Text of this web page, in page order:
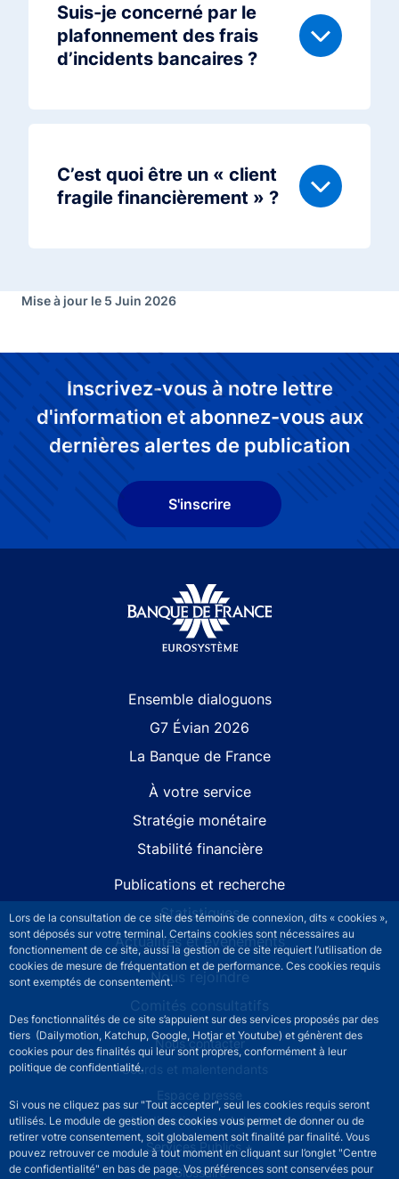
Lors de la consultation de ce site des témoins de connexion, dits « cookies »,
sont déposés sur votre terminal. Certains cookies sont nécessaires au
fonctionnement de ce site, aussi la gestion de ce site requiert l’utilisation de
cookies de mesure de fréquentation et de performance. Ces cookies requis
sont exemptés de consentement.
Des fonctionnalités de ce site s’appuient sur des services proposés par des
tiers (Dailymotion, Katchup, Google, Hotjar et Youtube) et génèrent des
cookies pour des finalités qui leur sont propres, conformément à leur
politique de confidentialité.
Si vous ne cliquez pas sur "Tout accepter", seul les cookies requis seront
utilisés. Le module de gestion des cookies vous permet de donner ou de
retirer votre consentement, soit globalement soit finalité par finalité. Vous
pouvez retrouver ce module à tout moment en cliquant sur l’onglet "Centre
de confidentialité" en bas de page. Vos préférences sont conservées pour
Suis-je concerné par le
plafonnement des frais
d’incidents bancaires ?
C’est quoi être un « client
fragile financièrement » ?
Mise à jour le 5 Juin 2026
Inscrivez-vous à notre lettre
d'information et abonnez-vous aux
dernières alertes de publication
S'inscrire
Ensemble dialoguons
G7 Évian 2026
La Banque de France
À votre service
Stratégie monétaire
Stabilité financière
Publications et recherche
Statistiques
Actualités et événements
Nous rejoindre
Comités consultatifs
Footer secondary menuNous contacter
Sourds et malentendants
Espace presse
La direction des Achats
Services Publics +
Glossaire